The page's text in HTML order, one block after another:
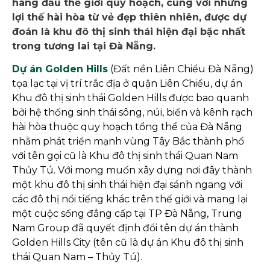
hàng đầu thế giới quy hoạch, cùng với những
lợi thế hài hòa từ vẻ đẹp thiên nhiên, được dự
đoán là khu đô thị sinh thái hiện đại bậc nhất
trong tương lai tại Đà Nẵng.
Dự án Golden Hills (Đất nền Liên Chiểu Đà Nẵng)
tọa lạc tại vị trí trắc địa ở quận Liên Chiểu, dự án
Khu đô thị sinh thái Golden Hills được bao quanh
bởi hệ thống sinh thái sông, núi, biển và kênh rạch
hài hòa thuộc quy hoạch tổng thể của Đà Nẵng
nhằm phát triển mạnh vùng Tây Bắc thành phố
với tên gọi cũ là Khu đô thị sinh thái Quan Nam
Thủy Tú. Với mong muốn xây dựng nơi đây thành
một khu đô thị sinh thái hiện đại sánh ngang với
các đô thị nổi tiếng khác trên thế giới và mang lại
một cuộc sống đẳng cấp tại TP Đà Nẵng, Trung
Nam Group đã quyết định đổi tên dự án thành
Golden Hills City (tên cũ là dự án Khu đô thị sinh
thái Quan Nam – Thủy Tú).